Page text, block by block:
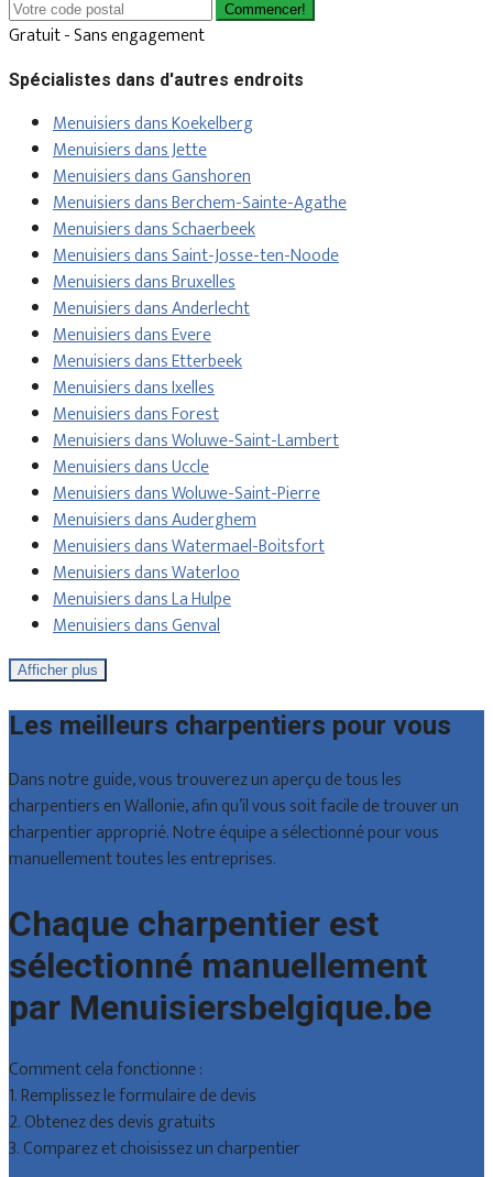
Commencer!
Gratuit - Sans engagement
Spécialistes dans d'autres endroits
Menuisiers dans Koekelberg
Menuisiers dans Jette
Menuisiers dans Ganshoren
Menuisiers dans Berchem-Sainte-Agathe
Menuisiers dans Schaerbeek
Menuisiers dans Saint-Josse-ten-Noode
Menuisiers dans Bruxelles
Menuisiers dans Anderlecht
Menuisiers dans Evere
Menuisiers dans Etterbeek
Menuisiers dans Ixelles
Menuisiers dans Forest
Menuisiers dans Woluwe-Saint-Lambert
Menuisiers dans Uccle
Menuisiers dans Woluwe-Saint-Pierre
Menuisiers dans Auderghem
Menuisiers dans Watermael-Boitsfort
Menuisiers dans Waterloo
Menuisiers dans La Hulpe
Menuisiers dans Genval
Afficher plus
Les meilleurs charpentiers pour vous
Dans notre guide, vous trouverez un aperçu de tous les
charpentiers en Wallonie, afin qu’il vous soit facile de trouver un
charpentier approprié. Notre équipe a sélectionné pour vous
manuellement toutes les entreprises.
Chaque charpentier est
sélectionné manuellement
par Menuisiersbelgique.be
Comment cela fonctionne :
1. Remplissez le formulaire de devis
2. Obtenez des devis gratuits
3. Comparez et choisissez un charpentier